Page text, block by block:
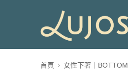
首頁 女性下著｜BOTTOM